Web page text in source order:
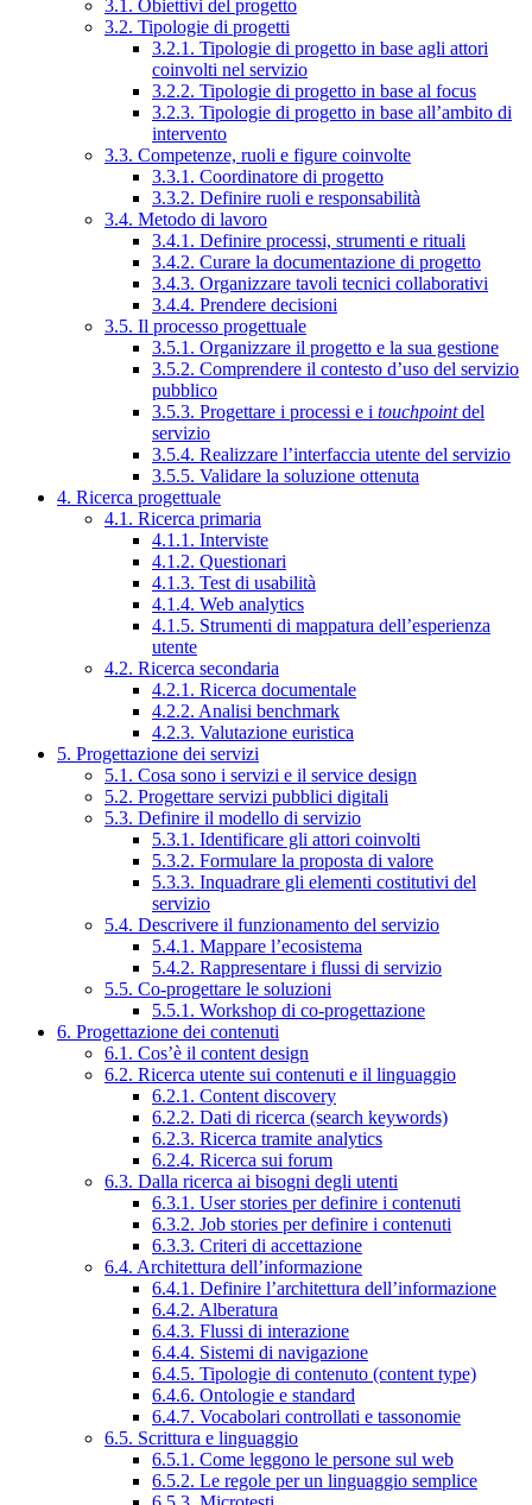
3.1. Obiettivi del progetto
3.2. Tipologie di progetti
3.2.1. Tipologie di progetto in base agli attori
coinvolti nel servizio
3.2.2. Tipologie di progetto in base al focus
3.2.3. Tipologie di progetto in base all’ambito di
intervento
3.3. Competenze, ruoli e figure coinvolte
3.3.1. Coordinatore di progetto
3.3.2. Definire ruoli e responsabilità
3.4. Metodo di lavoro
3.4.1. Definire processi, strumenti e rituali
3.4.2. Curare la documentazione di progetto
3.4.3. Organizzare tavoli tecnici collaborativi
3.4.4. Prendere decisioni
3.5. Il processo progettuale
3.5.1. Organizzare il progetto e la sua gestione
3.5.2. Comprendere il contesto d’uso del servizio
pubblico
3.5.3. Progettare i processi e i touchpointdel
servizio
3.5.4. Realizzare l’interfaccia utente del servizio
3.5.5. Validare la soluzione ottenuta
4. Ricerca progettuale
4.1. Ricerca primaria
4.1.1. Interviste
4.1.2. Questionari
4.1.3. Test di usabilità
4.1.4. Web analytics
4.1.5. Strumenti di mappatura dell’esperienza
utente
4.2. Ricerca secondaria
4.2.1. Ricerca documentale
4.2.2. Analisi benchmark
4.2.3. Valutazione euristica
5. Progettazione dei servizi
5.1. Cosa sono i servizi e il service design
5.2. Progettare servizi pubblici digitali
5.3. Definire il modello di servizio
5.3.1. Identificare gli attori coinvolti
5.3.2. Formulare la proposta di valore
5.3.3. Inquadrare gli elementi costitutivi del
servizio
5.4. Descrivere il funzionamento del servizio
5.4.1. Mappare l’ecosistema
5.4.2. Rappresentare i flussi di servizio
5.5. Co-progettare le soluzioni
5.5.1. Workshop di co-progettazione
6. Progettazione dei contenuti
6.1. Cos’è il content design
6.2. Ricerca utente sui contenuti e il linguaggio
6.2.1. Content discovery
6.2.2. Dati di ricerca (search keywords)
6.2.3. Ricerca tramite analytics
6.2.4. Ricerca sui forum
6.3. Dalla ricerca ai bisogni degli utenti
6.3.1. User stories per definire i contenuti
6.3.2. Job stories per definire i contenuti
6.3.3. Criteri di accettazione
6.4. Architettura dell’informazione
6.4.1. Definire l’architettura dell’informazione
6.4.2. Alberatura
6.4.3. Flussi di interazione
6.4.4. Sistemi di navigazione
6.4.5. Tipologie di contenuto (content type)
6.4.6. Ontologie e standard
6.4.7. Vocabolari controllati e tassonomie
6.5. Scrittura e linguaggio
6.5.1. Come leggono le persone sul web
6.5.2. Le regole per un linguaggio semplice